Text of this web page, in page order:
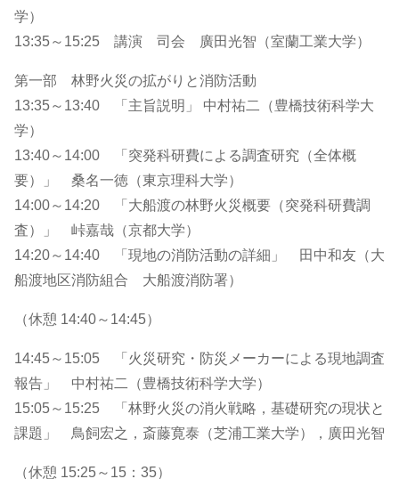
学）
13:35～15:25 講演 司会 廣田光智（室蘭工業大学）
第一部 林野火災の拡がりと消防活動
13:35～13:40 「主旨説明」 中村祐二（豊橋技術科学大
学）
13:40～14:00 「突発科研費による調査研究（全体概
要）」 桑名一徳（東京理科大学）
14:00～14:20 「大船渡の林野火災概要（突発科研費調
査）」 峠嘉哉（京都大学）
14:20～14:40 「現地の消防活動の詳細」 田中和友（大
船渡地区消防組合 大船渡消防署）
（休憩 14:40～14:45）
14:45～15:05 「火災研究・防災メーカーによる現地調査
報告」 中村祐二（豊橋技術科学大学）
15:05～15:25 「林野火災の消火戦略，基礎研究の現状と
課題」 鳥飼宏之，斎藤寛泰（芝浦工業大学），廣田光智
（休憩 15:25～15：35）